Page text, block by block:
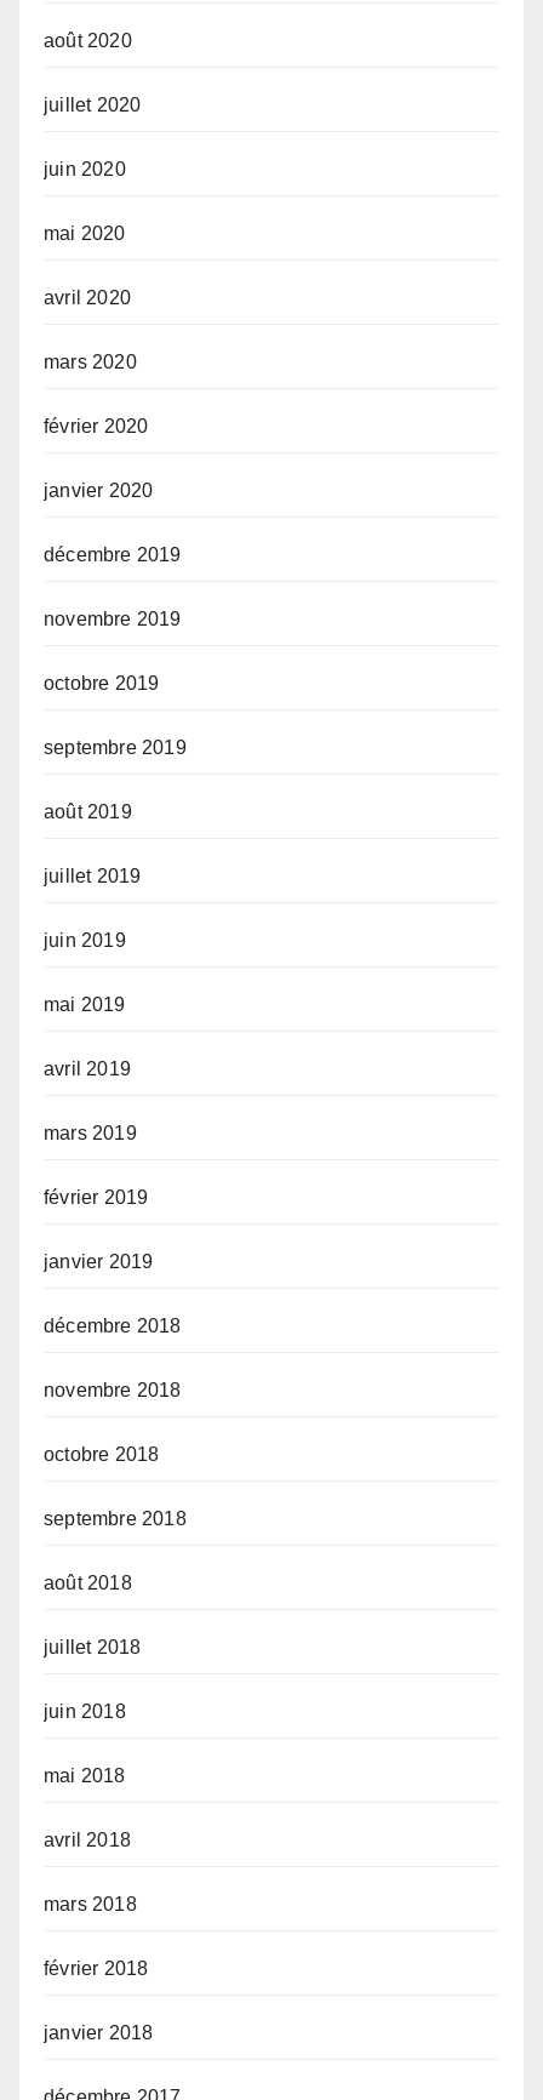
août 2020
juillet 2020
juin 2020
mai 2020
avril 2020
mars 2020
février 2020
janvier 2020
décembre 2019
novembre 2019
octobre 2019
septembre 2019
août 2019
juillet 2019
juin 2019
mai 2019
avril 2019
mars 2019
février 2019
janvier 2019
décembre 2018
novembre 2018
octobre 2018
septembre 2018
août 2018
juillet 2018
juin 2018
mai 2018
avril 2018
mars 2018
février 2018
janvier 2018